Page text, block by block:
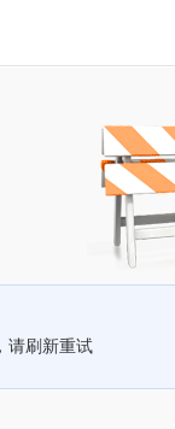
请刷新重试